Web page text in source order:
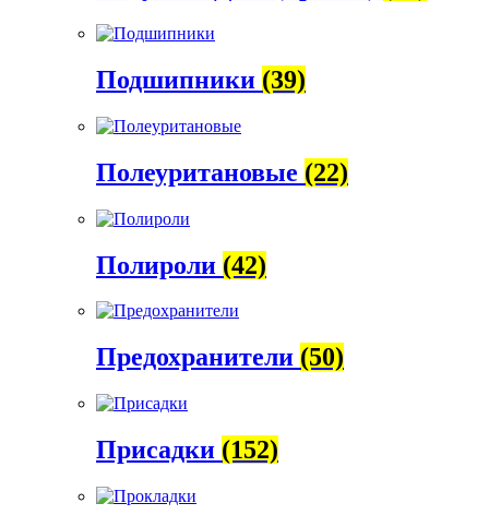
Подшипники (39)
Полеуритановые (22)
Полироли (42)
Предохранители (50)
Присадки (152)